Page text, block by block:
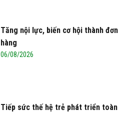
Tăng nội lực, biến cơ hội thành đơn
hàng
06/08/2026
Tiếp sức thế hệ trẻ phát triển toàn